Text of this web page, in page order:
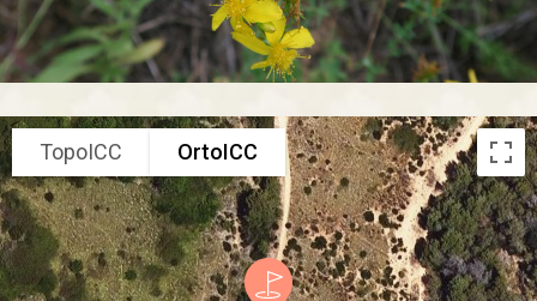
TopoICC OrtoICC